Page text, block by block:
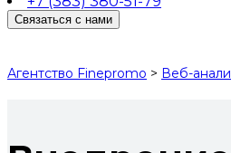
Связаться с нами
Агентство Finepromo > Веб-